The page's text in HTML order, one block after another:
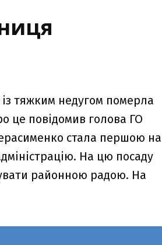
із тяжким недугом померла
це повідомив голова ГО
стала першою на
На цю посаду
районною радою. На